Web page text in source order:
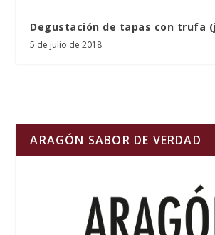
Degustación de tapas con trufa
5 de julio de 2018
ARAGÓN SABOR DE VERDAD